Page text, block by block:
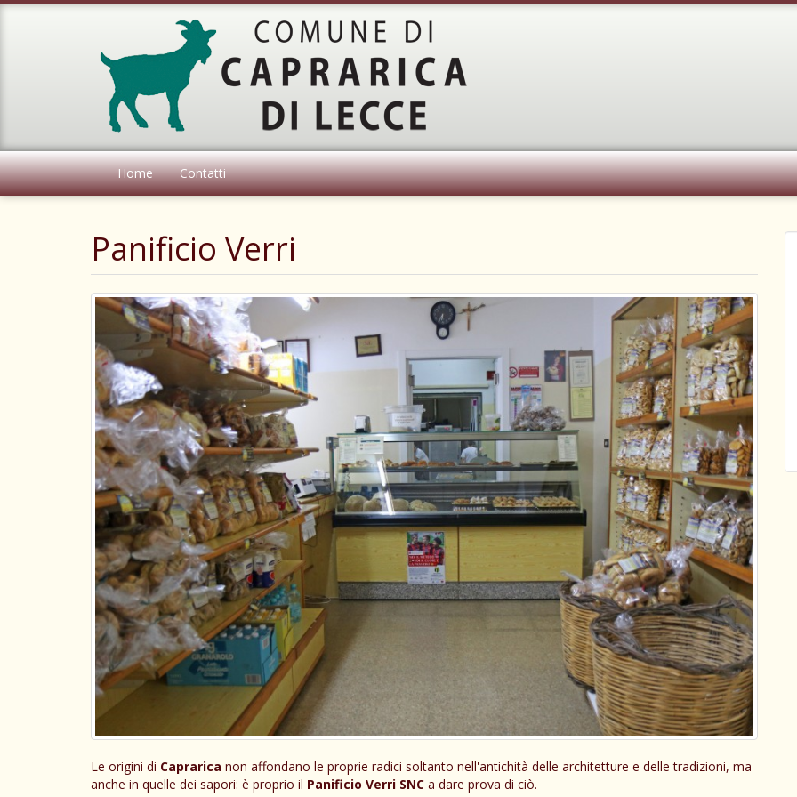
Home Contatti
Panificio Verri
Le origini di Caprarica non affondano le proprie radici soltanto nell'antichità delle architetture e delle tradizioni, ma
anche in quelle dei sapori: è proprio il Panificio Verri SNC a dare prova di ciò.